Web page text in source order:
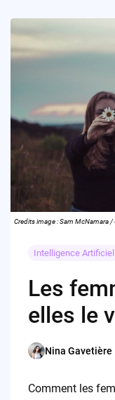
Credits image : Sam McNamara /
Intelligence
Les
elles le
Posted
Nina Gavetière
Comment les